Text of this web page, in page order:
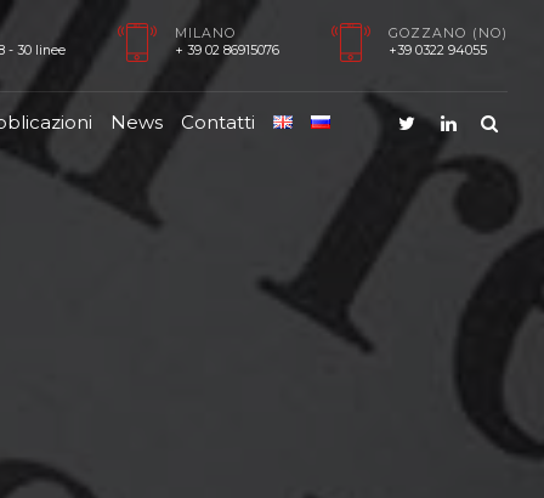
- 30 linee
MILANO
+ 39 02 86915076
GOZZANO (NO)
+39 0322 94055
News Contatti